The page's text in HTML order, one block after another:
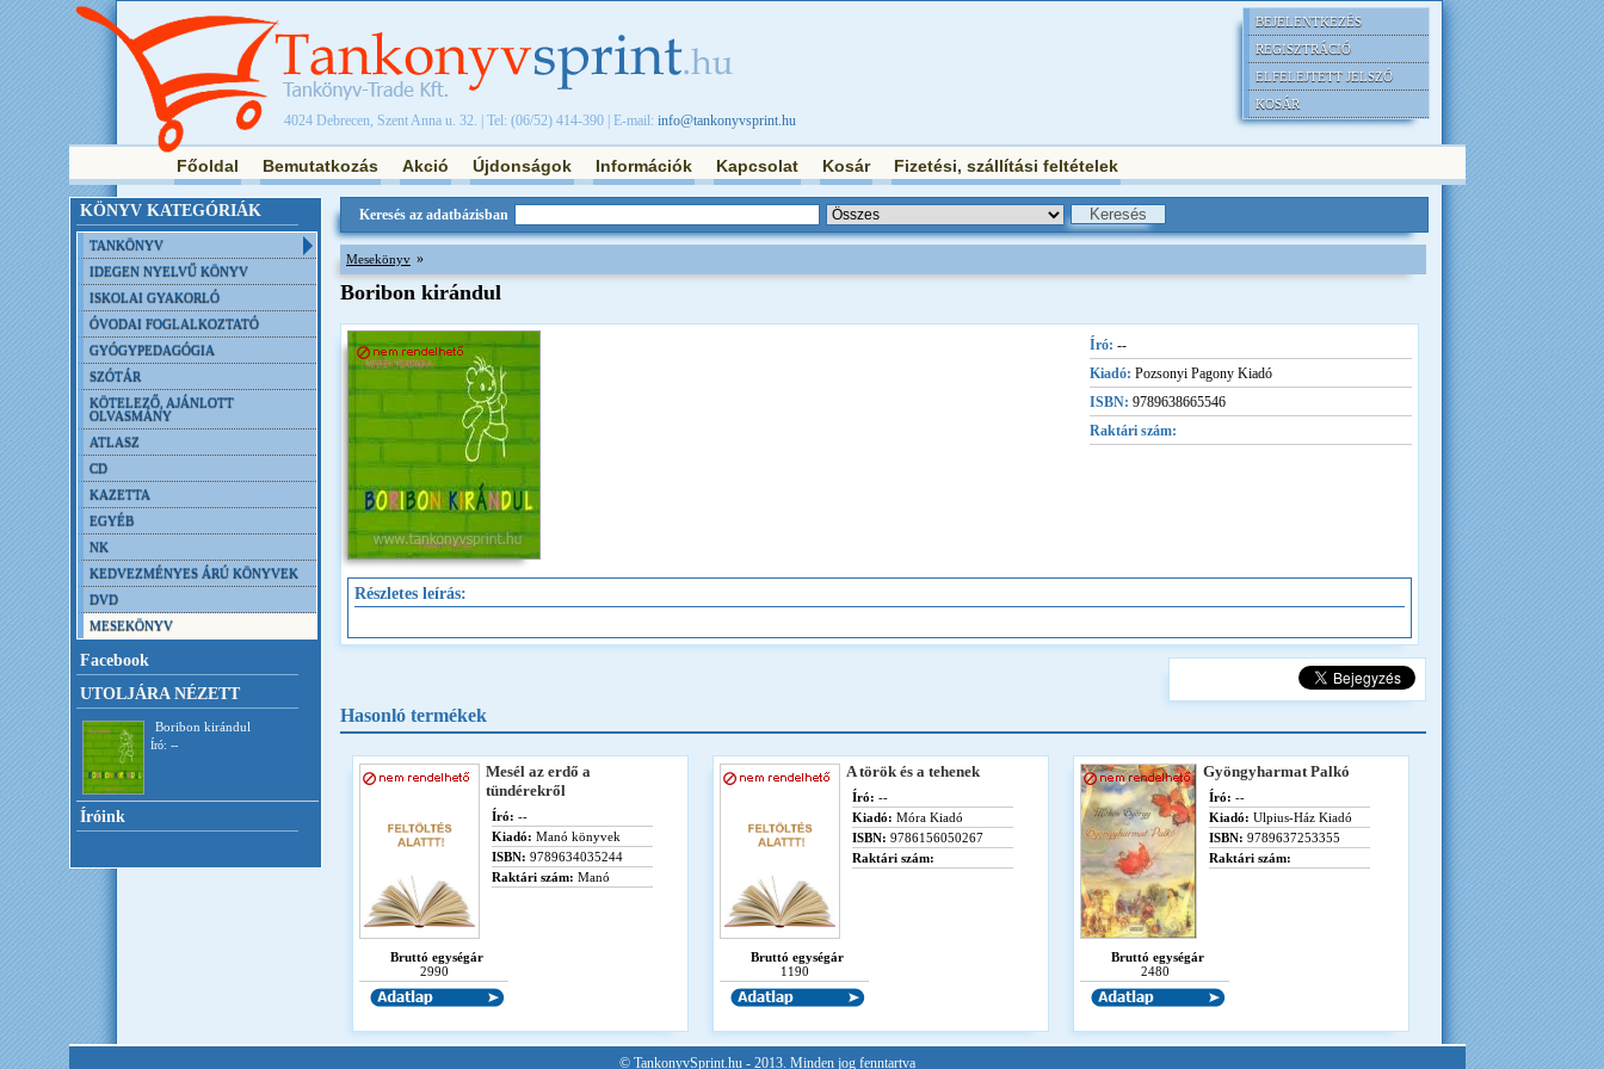
4024 Debrecen, Szent Anna u. 32. | Tel: (06/52) 414-390 | E-mail: info@tankonyvsprint.hu
BEJELENTKEZÉS
REGISZTRÁCIÓ
ELFELEJTETT JELSZÓ
KOSÁR
Főoldal Bemutatkozás Akció Újdonságok Információk Kapcsolat Kosár Fizetési, szállítási feltételek
KÖNYV KATEGÓRIÁK
TANKÖNYV
IDEGEN NYELVŰ KÖNYV
ISKOLAI GYAKORLÓ
ÓVODAI FOGLALKOZTATÓ
GYÓGYPEDAGÓGIA
SZÓTÁR
KÖTELEZŐ, AJÁNLOTT
OLVASMÁNY
ATLASZ
CD
KAZETTA
EGYÉB
NK
KEDVEZMÉNYES ÁRÚ KÖNYVEK
DVD
MESEKÖNYV
Facebook
UTOLJÁRA NÉZETT
Boribon kirándul
Író: --
Íróink
Keresés az adatbázisban
Mesekönyv »
Boribon kirándul
Író: --
Kiadó: Pozsonyi Pagony Kiadó
ISBN: 9789638665546
Raktári szám:
Részletes leírás:
Hasonló termékek
Mesél az erdő a
tündérekről
Író: --
Kiadó: Manó könyvek
ISBN: 9789634035244
Raktári szám: Manó
Bruttó egységár
2990
A török és a tehenek
Író: --
Kiadó: Móra Kiadó
ISBN: 9786156050267
Raktári szám:
Bruttó egységár
1190
Gyöngyharmat Palkó
Író: --
Kiadó: Ulpius-Ház Kiadó
ISBN: 9789637253355
Raktári szám:
Bruttó egységár
2480
© TankonyvSprint.hu - 2013. Minden jog fenntartva